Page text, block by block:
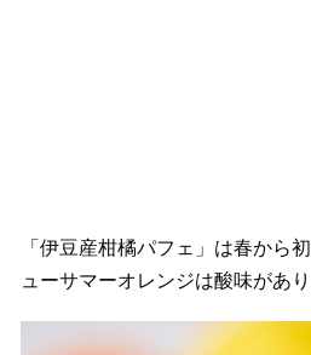
「伊豆産柑橘パフェ」は春から
ューサマーオレンジは酸味があ